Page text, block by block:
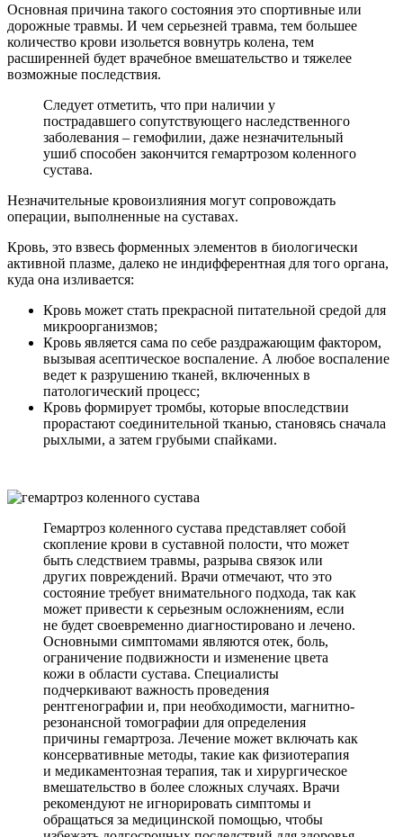
Основная причина такого состояния это спортивные или
дорожные травмы. И чем серьезней травма, тем большее
количество крови изольется вовнутрь колена, тем
расширенней будет врачебное вмешательство и тяжелее
возможные последствия.
Следует отметить, что при наличии у
пострадавшего сопутствующего наследственного
заболевания – гемофилии, даже незначительный
ушиб способен закончится гемартрозом коленного
сустава.
Незначительные кровоизлияния могут сопровождать
операции, выполненные на суставах.
Кровь, это взвесь форменных элементов в биологически
активной плазме, далеко не индифферентная для того органа,
куда она изливается:
Кровь может стать прекрасной питательной средой для
микроорганизмов;
Кровь является сама по себе раздражающим фактором,
вызывая асептическое воспаление. А любое воспаление
ведет к разрушению тканей, включенных в
патологический процесс;
Кровь формирует тромбы, которые впоследствии
прорастают соединительной тканью, становясь сначала
рыхлыми, а затем грубыми спайками.
Гемартроз коленного сустава представляет собой
скопление крови в суставной полости, что может
быть следствием травмы, разрыва связок или
других повреждений. Врачи отмечают, что это
состояние требует внимательного подхода, так как
может привести к серьезным осложнениям, если
не будет своевременно диагностировано и лечено.
Основными симптомами являются отек, боль,
ограничение подвижности и изменение цвета
кожи в области сустава. Специалисты
подчеркивают важность проведения
рентгенографии и, при необходимости, магнитно-
резонансной томографии для определения
причины гемартроза. Лечение может включать как
консервативные методы, такие как физиотерапия
и медикаментозная терапия, так и хирургическое
вмешательство в более сложных случаях. Врачи
рекомендуют не игнорировать симптомы и
обращаться за медицинской помощью, чтобы